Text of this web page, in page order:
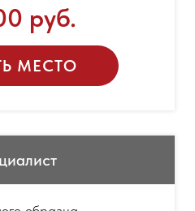
МЕСТО
руб.